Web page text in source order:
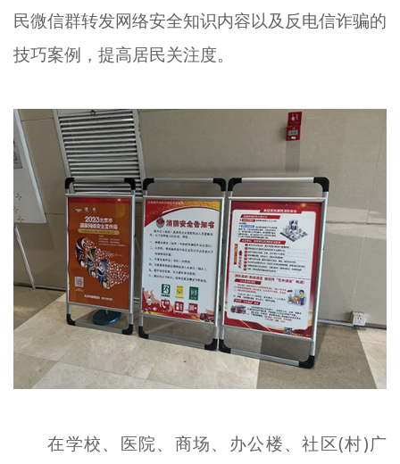
民微信群转发网络安全知识内容以及反电信诈骗的
技巧案例，提高居民关注度。
在学校、医院、商场、办公楼、社区(村)广